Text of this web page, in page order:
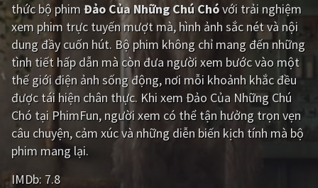
Bí ẩn Lịch sử
Viễn Tây Tiểu sử
GameShow DramaTV
QUỐC GIA
Âu - Mỹ Trung Quốc - Hồng Kông
Hàn Quốc
thức bộ phimĐảo Của Những Chú Chóvới trải nghiệm
xem phim trực tuyến mượt mà, hình ảnh sắc nét và nội
dung đầy cuốn hút. Bộ phim không chỉ mang đến những
tình tiết hấp dẫn mà còn đưa người xem bước vào một
thế giới điện ảnh sống động, nơi mỗi khoảnh khắc đều
được tái hiện chân thực. Khi xem Đảo Của Những Chú
Chó tại PhimFun, người xem có thể tận hưởng trọn vẹn
câu chuyện, cảm xúc và những diễn biến kịch tính mà bộ
phim mang lại.
IMDb: 7.8